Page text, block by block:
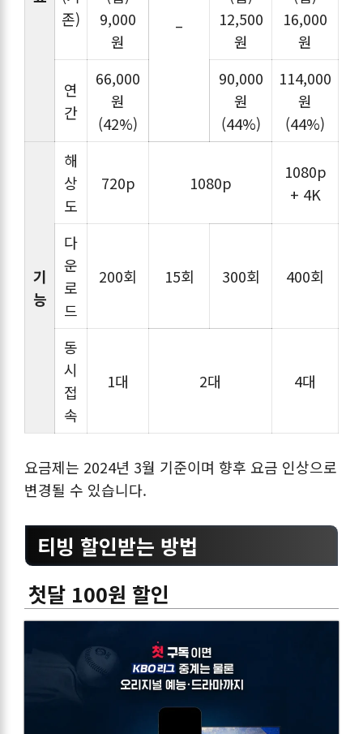
존)
9,000
원
–
12,500
원
16,000
원
연
간
66,000
원
(42%)
90,000
원
(44%)
114,000
원
(44%)
기
능
해
상
도
720p 1080p
1080p
+ 4K
다
운
로
드
200회 15회 300회 400회
동
시
접
속
1대 2대 4대
요금제는 2024년 3월 기준이며 향후 요금 인상으로
변경될 수 있습니다.
티빙 할인받는 방법
첫달 100원 할인